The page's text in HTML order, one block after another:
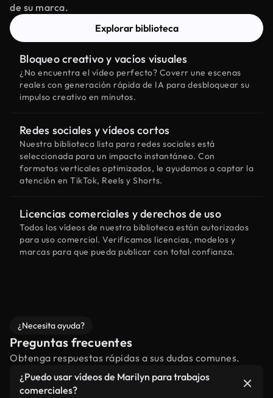
de su marca.
Explorar biblioteca
Bloqueo creativo y vacíos visuales
¿No encuentra el vídeo perfecto? Coverr une escenas
reales con generación rápida de IA para desbloquear su
impulso creativo en minutos.
Redes sociales y vídeos cortos
Nuestra biblioteca lista para redes sociales está
seleccionada para un impacto instantáneo. Con
formatos verticales optimizados, le ayudamos a captar la
atención en TikTok, Reels y Shorts.
Licencias comerciales y derechos de uso
Todos los vídeos de nuestra biblioteca están autorizados
para uso comercial. Verificamos licencias, modelos y
marcas para que pueda publicar con total confianza.
¿Necesita ayuda?
Preguntas frecuentes
Obtenga respuestas rápidas a sus dudas comunes.
¿Puedo usar vídeos de Marilyn para trabajos
comerciales?